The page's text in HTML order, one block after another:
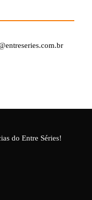
do Entre Séries!